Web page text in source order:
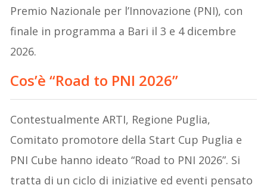
Premio Nazionale per l’Innovazione (PNI), con
finale in programma a Bari il 3 e 4 dicembre
2026.
Cos’è “Road to PNI 2026”
Contestualmente ARTI, Regione Puglia,
Comitato promotore della Start Cup Puglia e
PNI Cube hanno ideato “Road to PNI 2026”. Si
tratta di un ciclo di iniziative ed eventi pensato